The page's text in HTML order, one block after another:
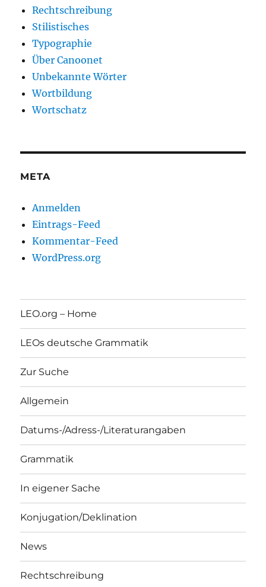
Rechtschreibung
Stilistisches
Typographie
Über Canoonet
Unbekannte Wörter
Wortbildung
Wortschatz
META
Anmelden
Eintrags-Feed
Kommentar-Feed
WordPress.org
LEO.org – Home
LEOs deutsche Grammatik
Zur Suche
Allgemein
Datums-/Adress-/Literaturangaben
Grammatik
In eigener Sache
Konjugation/Deklination
News
Rechtschreibung